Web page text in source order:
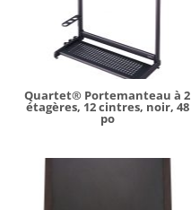
Quartet® Portemanteau à 2
étagères, 12 cintres, noir, 48
po